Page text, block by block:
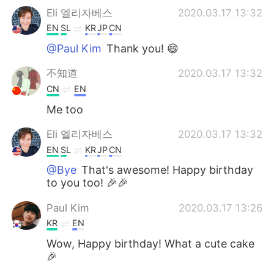
Eli 엘리자베스 2020.03.17 13:32
EN SL KRJPCN
@Paul Kim Thank you! 😄
不知道 2020.03.17 13:32
CN EN
Me too
Eli 엘리자베스 2020.03.17 13:32
EN SL KRJPCN
@Bye That's awesome! Happy birthday
to you too! 🎉🎉
Paul Kim 2020.03.17 13:26
KR EN
Wow, Happy birthday! What a cute cake
🎉